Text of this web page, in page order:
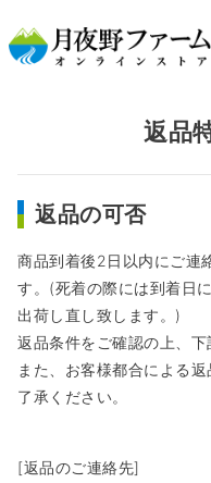
返品
返品の可否
商品到着後2日以内にご連
す。(死着の際には到着日
出荷し直し致します。)
返品条件をご確認の上、下
また、お客様都合による
了承ください。
[返品のご連絡先]